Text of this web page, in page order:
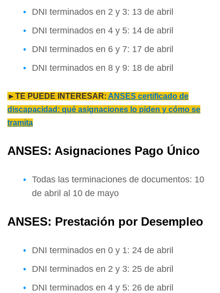
DNI terminados en 2 y 3: 13 de abril
DNI terminados en 4 y 5: 14 de abril
DNI terminados en 6 y 7: 17 de abril
DNI terminados en 8 y 9: 18 de abril
►TE PUEDE INTERESAR: ANSES certificado de
discapacidad: qué asignaciones lo piden y cómo se
tramita
ANSES: Asignaciones Pago Único
Todas las terminaciones de documentos: 10
de abril al 10 de mayo
ANSES: Prestación por Desempleo
DNI terminados en 0 y 1: 24 de abril
DNI terminados en 2 y 3: 25 de abril
DNI terminados en 4 y 5: 26 de abril